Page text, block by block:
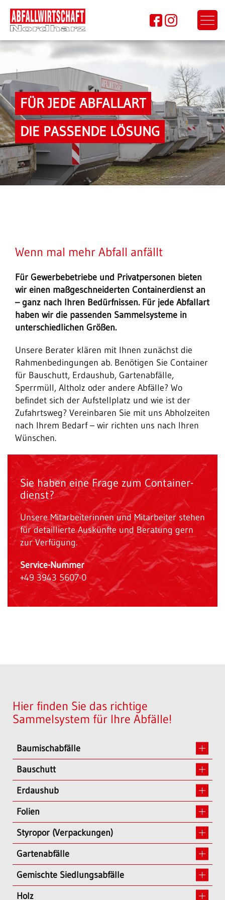
FÜR JEDE ABFALLART
DIE PASSENDE LÖSUNG
Wenn mal mehr Abfall anfällt
Für Gewerbebetriebe und Privatpersonen bieten
wir einen maßgeschneiderten Containerdienst an
– ganz nach Ihren Bedürfnissen. Für jede Abfallart
haben wir die passenden Sammelsysteme in
unterschiedlichen Größen.
Unsere Berater klären mit Ihnen zunächst die
Rahmenbedingungen ab. Benötigen Sie Container
für Bauschutt, Erdaushub, Gartenabfälle,
Sperrmüll, Altholz oder andere Abfälle? Wo
befindet sich der Aufstellplatz und wie ist der
Zufahrtsweg? Vereinbaren Sie mit uns Abholzeiten
nach Ihrem Bedarf – wir richten uns nach Ihren
Wünschen.
Sie haben eine Frage zum Container­
dienst?
Unsere Mitarbeiterinnen und Mitarbeiter stehen
für detaillierte Auskünfte und Beratung gern
zur Verfügung.
Service-Nummer
+49 3943 5607-0
Hier finden Sie das richtige
Sammelsystem für Ihre Abfälle!
Baumischabfälle
Bauschutt
Erdaushub
Folien
Styropor (Verpackungen)
Gartenabfälle
Gemischte Siedlungsabfälle
Holz